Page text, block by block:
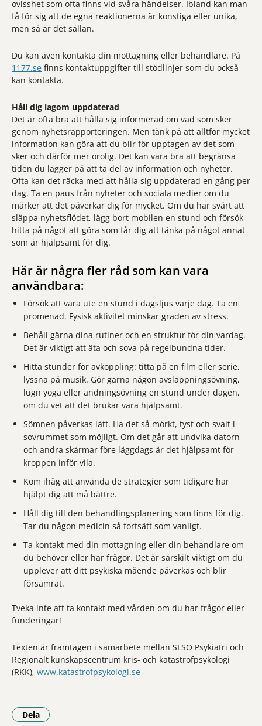
ovisshet som ofta finns vid svåra händelser. Ibland kan man
få för sig att de egna reaktionerna är konstiga eller unika,
men så är det sällan.
Du kan även kontakta din mottagning eller behandlare. På
1177.se finns kontaktuppgifter till stödlinjer som du också
kan kontakta.
Håll dig lagom uppdaterad
Det är ofta bra att hålla sig informerad om vad som sker
genom nyhetsrapporteringen. Men tänk på att alltför mycket
information kan göra att du blir för upptagen av det som
sker och därför mer orolig. Det kan vara bra att begränsa
tiden du lägger på att ta del av information och nyheter.
Ofta kan det räcka med att hålla sig uppdaterad en gång per
dag. Ta en paus från nyheter och sociala medier om du
märker att det påverkar dig för mycket. Om du har svårt att
släppa nyhetsflödet, lägg bort mobilen en stund och försök
hitta på något att göra som får dig att tänka på något annat
som är hjälpsamt för dig.
Här är några fler råd som kan vara
användbara:
Försök att vara ute en stund i dagsljus varje dag. Ta en
promenad. Fysisk aktivitet minskar graden av stress.
Behåll gärna dina rutiner och en struktur för din vardag.
Det är viktigt att äta och sova på regelbundna tider.
Hitta stunder för avkoppling: titta på en film eller serie,
lyssna på musik. Gör gärna någon avslappningsövning,
lugn yoga eller andningsövning en stund under dagen,
om du vet att det brukar vara hjälpsamt.
Sömnen påverkas lätt. Ha det så mörkt, tyst och svalt i
sovrummet som möjligt. Om det går att undvika datorn
och andra skärmar före läggdags är det hjälpsamt för
kroppen inför vila.
Kom ihåg att använda de strategier som tidigare har
hjälpt dig att må bättre.
Håll dig till den behandlingsplanering som finns för dig.
Tar du någon medicin så fortsätt som vanligt.
Ta kontakt med din mottagning eller din behandlare om
du behöver eller har frågor. Det är särskilt viktigt om du
upplever att ditt psykiska mående påverkas och blir
försämrat.
Tveka inte att ta kontakt med vården om du har frågor eller
funderingar!
Texten är framtagen i samarbete mellan SLSO Psykiatri och
Regionalt kunskapscentrum kris- och katastrofpsykologi
(RKK), www.katastrofpsykologi.se
Dela